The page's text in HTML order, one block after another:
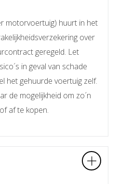
motorvoertuig) huurt in het
over
geregeld. Let
in geval van schade
het gehuurde voertuig zelf.
de mogelijkheid om zo´n
af te kopen.